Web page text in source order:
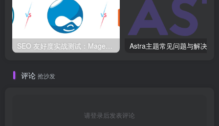
SEO 友好度实战测试：Magento、WordPress、Drupal 在核心 SEO 要素上的表现对比
评论 抢沙发
请登录后发表评论